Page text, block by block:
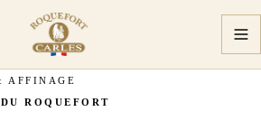
AFFINAGE
ROQUEFORT